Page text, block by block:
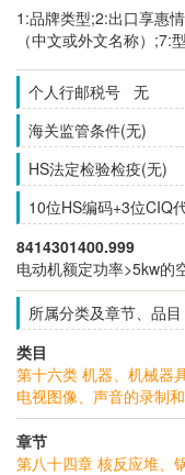
1:品牌类型;2:出口享惠
（中文或外文名称）;7:
个人行邮税号 无
海关监管条件(无)
HS法定检验检疫(无)
10位HS编码+3位CIQ
8414301400.999
电动机额定功率>5kw的
所属分类及章节、品目
类目
第十六类 机器、机械器
电视图像、声音的录制
章节
第八十四章 核反应堆、